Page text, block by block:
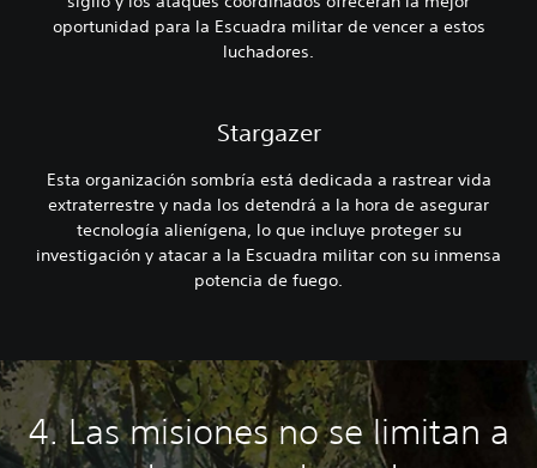
oportunidad para la Escuadra militar de vencer a estos
luchadores.
Stargazer
Esta organización sombría está dedicada a rastrear vida
extraterrestre y nada los detendrá a la hora de asegurar
tecnología alienígena, lo que incluye proteger su
investigación y atacar a la Escuadra militar con su inmensa
potencia de fuego.
4. Las misiones no se limitan a